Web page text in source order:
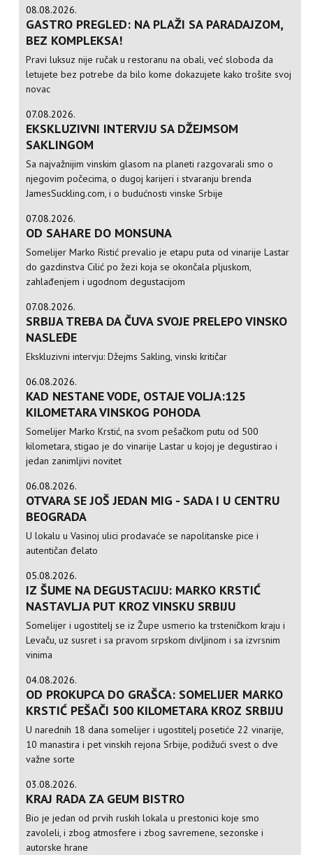
08.08.2026.
GASTRO PREGLED: NA PLAŽI SA PARADAJZOM,
BEZ KOMPLEKSA!
Pravi luksuz nije ručak u restoranu na obali, već sloboda da
letujete bez potrebe da bilo kome dokazujete kako trošite svoj
novac
07.08.2026.
EKSKLUZIVNI INTERVJU SA DŽEJMSOM
SAKLINGOM
Sa najvažnijim vinskim glasom na planeti razgovarali smo o
njegovim počecima, o dugoj karijeri i stvaranju brenda
JamesSuckling.com, i o budućnosti vinske Srbije
07.08.2026.
OD SAHARE DO MONSUNA
Somelijer Marko Ristić prevalio je etapu puta od vinarije Lastar
do gazdinstva Cilić po žezi koja se okončala pljuskom,
zahlađenjem i ugodnom degustacijom
07.08.2026.
SRBIJA TREBA DA ČUVA SVOJE PRELEPO VINSKO
NASLEĐE
Ekskluzivni intervju: Džejms Sakling, vinski kritičar
06.08.2026.
KAD NESTANE VODE, OSTAJE VOLJA:125
KILOMETARA VINSKOG POHODA
Somelijer Marko Krstić, na svom pešačkom putu od 500
kilometara, stigao je do vinarije Lastar u kojoj je degustirao i
jedan zanimljivi novitet
06.08.2026.
OTVARA SE JOŠ JEDAN MIG - SADA I U CENTRU
BEOGRADA
U lokalu u Vasinoj ulici prodavaće se napolitanske pice i
autentičan đelato
05.08.2026.
IZ ŠUME NA DEGUSTACIJU: MARKO KRSTIĆ
NASTAVLJA PUT KROZ VINSKU SRBIJU
Somelijer i ugostitelj se iz Župe usmerio ka trsteničkom kraju i
Levaču, uz susret i sa pravom srpskom divljinom i sa izvrsnim
vinima
04.08.2026.
OD PROKUPCA DO GRAŠCA: SOMELIJER MARKO
KRSTIĆ PEŠAČI 500 KILOMETARA KROZ SRBIJU
U narednih 18 dana somelijer i ugostitelj posetiće 22 vinarije,
10 manastira i pet vinskih rejona Srbije, podižući svest o dve
važne sorte
03.08.2026.
KRAJ RADA ZA GEUM BISTRO
Bio je jedan od prvih ruskih lokala u prestonici koje smo
zavoleli, i zbog atmosfere i zbog savremene, sezonske i
autorske hrane